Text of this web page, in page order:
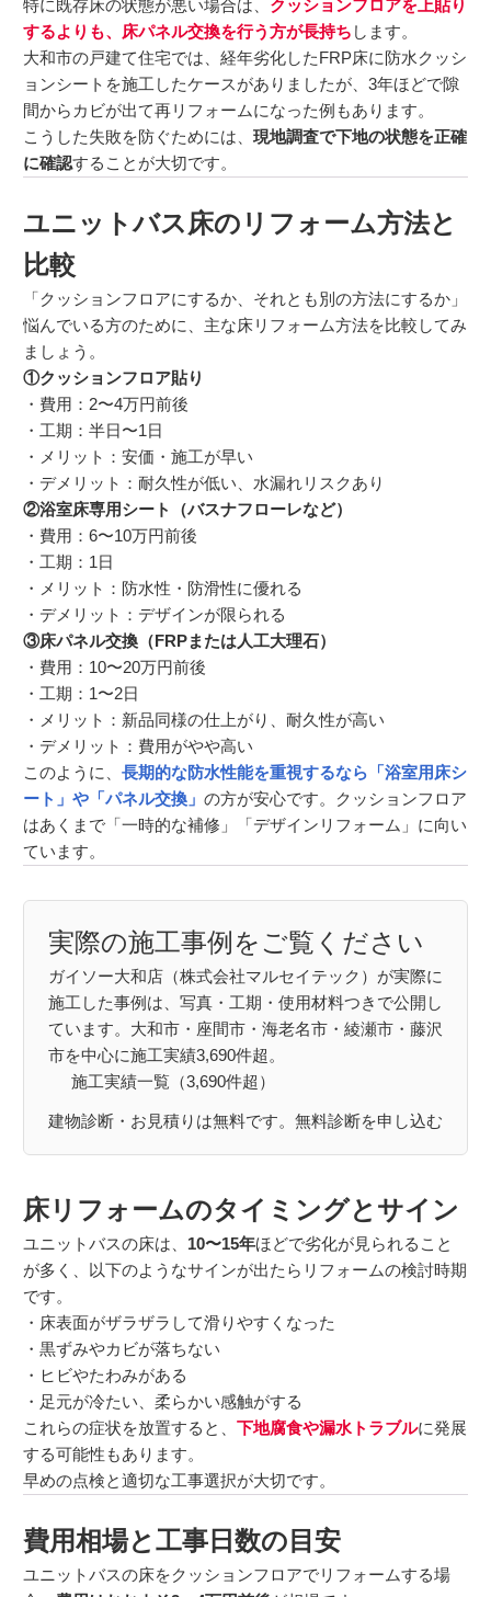
特に既存床の状態が悪い場合は、 クッションフロアを上貼り
するよりも、床パネル交換を行う方が長持ち します。
大和市の戸建て住宅では、経年劣化したFRP床に防水クッシ
ョンシートを施工したケースがありましたが、3年ほどで隙
間からカビが出て再リフォームになった例もあります。
こうした失敗を防ぐためには、 現地調査で下地の状態を正確
に確認することが大切です。
ユニットバス床のリフォーム方法と
比較
「クッションフロアにするか、それとも別の方法にするか」
悩んでいる方のために、主な床リフォーム方法を比較してみ
ましょう。
①クッションフロア貼り
・費用：2〜4万円前後
・工期：半日〜1日
・メリット：安価・施工が早い
・デメリット：耐久性が低い、水漏れリスクあり
②浴室床専用シート（バスナフローレなど）
・費用：6〜10万円前後
・工期：1日
・メリット：防水性・防滑性に優れる
・デメリット：デザインが限られる
③床パネル交換（FRPまたは人工大理石）
・費用：10〜20万円前後
・工期：1〜2日
・メリット：新品同様の仕上がり、耐久性が高い
・デメリット：費用がやや高い
このように、 長期的な防水性能を重視するなら「浴室用床シ
ート」や「パネル交換」 の方が安心です。クッションフロア
はあくまで「一時的な補修」「デザインリフォーム」に向い
ています。
実際の施工事例をご覧ください
ガイソー大和店（株式会社マルセイテック）が実際に
施工した事例は、写真・工期・使用材料つきで公開し
ています。大和市・座間市・海老名市・綾瀬市・藤沢
市を中心に施工実績3,690件超。
施工実績一覧（3,690件超）
建物診断・お見積りは無料です。 無料診断を申し込む
床リフォームのタイミングとサイン
ユニットバスの床は、 10〜15年ほどで劣化が見られること
が多く、以下のようなサインが出たらリフォームの検討時期
です。
・床表面がザラザラして滑りやすくなった
・黒ずみやカビが落ちない
・ヒビやたわみがある
・足元が冷たい、柔らかい感触がする
これらの症状を放置すると、 下地腐食や漏水トラブルに発展
する可能性もあります。
早めの点検と適切な工事選択が大切です。
費用相場と工事日数の目安
ユニットバスの床をクッションフロアでリフォームする場